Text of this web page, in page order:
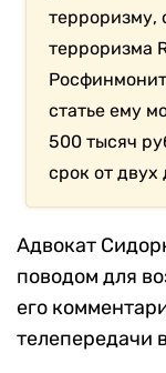
терроризму,
терроризма
статье ему
500 тысяч
срок от двух
Адвокат
поводом для
его
телепередачи